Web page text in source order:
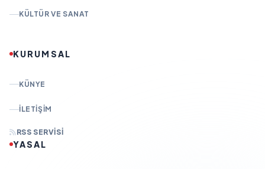
KÜLTÜR VE SANAT
KURUMSAL
KÜNYE
İLETIŞIM
RSS SERVISI
YASAL